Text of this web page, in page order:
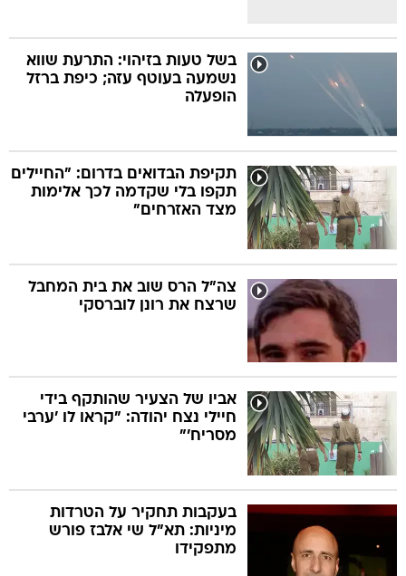
בשל טעות בזיהוי: התרעת שווא
נשמעה בעוטף עזה; כיפת ברזל
הופעלה
תקיפת הבדואים בדרום: "החיילים
תקפו בלי שקדמה לכך אלימות
מצד האזרחים"
צה"ל הרס שוב את בית המחבל
שרצח את רונן לוברסקי
אביו של הצעיר שהותקף בידי
חיילי נצח יהודה: "קראו לו 'ערבי
מסריח'"
בעקבות תחקיר על הטרדות
מיניות: תא"ל שי אלבז פורש
מתפקידו